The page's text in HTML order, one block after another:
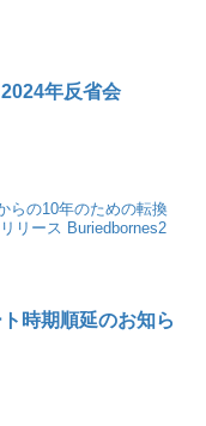
年反省会
らの10年のための転換
リース Buriedbornes2
時期順延のお知ら